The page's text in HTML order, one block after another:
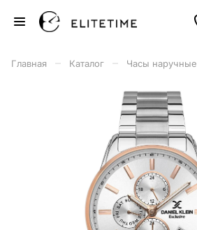
Главная Каталог Часы наручные